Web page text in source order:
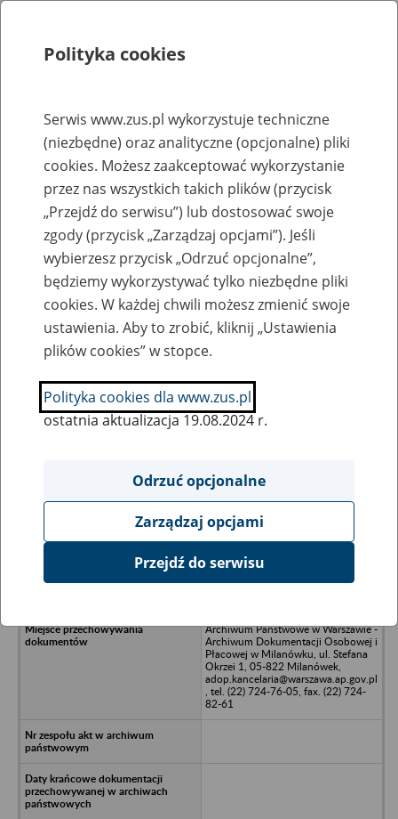
Rejestry, ewidencje i archiwa
Baza zlikwidowanych lub
przekształconych zakładów pracy
Nazwa zakładu pracy:
SZUKAJ
Ukryj wszystkie pozycje bazy
La Fenice Spółka z o.o., 00-656
Archiwum Państwowe w Warszawie -
Archiwum Dokumentacji Osobowej i
Płacowej w Milanówku, ul. Stefana
Okrzei 1, 05-822 Milanówek,
adop.kancelaria@warszawa.ap.gov.pl
, tel. (22) 724-76-05, fax. (22) 724-
82-61
Polityka cookies
Serwis www.zus.pl wykorzystuje techniczne
(niezbędne) oraz analityczne (opcjonalne) pliki
cookies. Możesz zaakceptować wykorzystanie
przez nas wszystkich takich plików (przycisk
„Przejdź do serwisu”) lub dostosować swoje
zgody (przycisk „Zarządzaj opcjami”). Jeśli
wybierzesz przycisk „Odrzuć opcjonalne”,
będziemy wykorzystywać tylko niezbędne pliki
cookies. W każdej chwili możesz zmienić swoje
ustawienia. Aby to zrobić, kliknij „Ustawienia
plików cookies” w stopce.
Polityka cookies dla www.zus.pl
ostatnia aktualizacja 19.08.2024 r.
Odrzuć opcjonalne
Zarządzaj opcjami
Przejdź do serwisu